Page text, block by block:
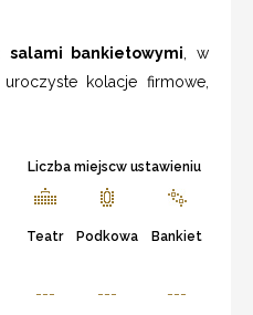
salami bankietowymi , w
kolacje firmowe,
Liczba miejscw ustawieniu
Teatr Podkowa Bankiet
--- --- ---